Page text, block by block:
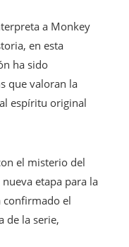
a Monkey
en esta
ha sido
que valoran la
espíritu original
el misterio del
etapa para la
confirmado el
de la serie,